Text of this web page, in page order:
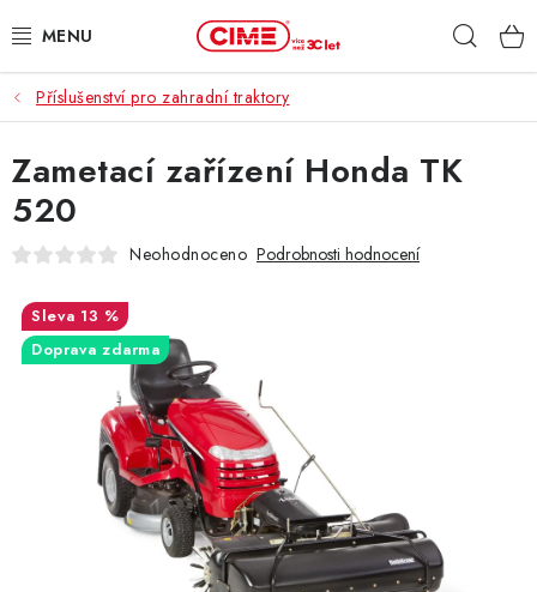
na
ZAHRADA, LES
DÍLNA, STAVBA
MILWAUKEE
PROFI STROJE
PRODEJNY
Příslušenství pro zahradní traktory
Zametací zařízení Honda TK
520
Neohodnoceno Podrobnosti hodnocení
13 %
Doprava zdarma